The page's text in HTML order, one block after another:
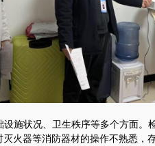
施状况、卫生秩序等多个方面。
火器等消防器材的操作不熟悉